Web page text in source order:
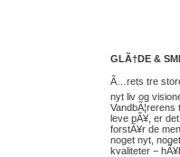
GLÃ†DE &
Ã…rets tre store
nyt liv og
leve pÃ¥, er
forstÃ¥r de
noget nyt,
kvaliteter −